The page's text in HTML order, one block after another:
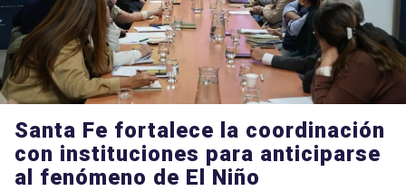
Santa Fe fortalece la coordinación
con instituciones para anticiparse
al fenómeno de El Niño